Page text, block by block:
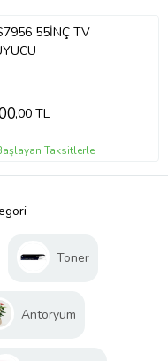
TV
,00 TL
Taksitlerle
Toner
Antoryum